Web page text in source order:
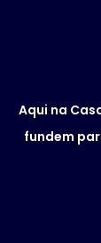
Aqui na
fundem